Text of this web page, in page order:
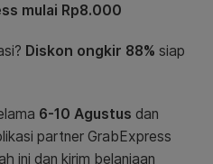
mulai Rp8.000
Diskon ongkir 88% siap
6-10 Agustus dan
partner GrabExpress
ini dan kirim belanjaan